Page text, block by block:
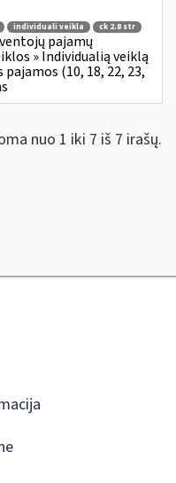
individuali veikla ck 2.8 str
pajamų
» Individualią veiklą
(10, 18, 22, 23,
nuo 1 iki 7 iš 7 irašų.